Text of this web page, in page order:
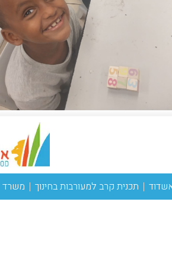
תכנית קרב למעורבות בחינוך משרד